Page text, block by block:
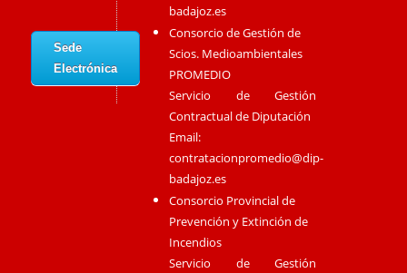
Sede
Electrónica
badajoz.es
Consorcio de Gestión de
Scios. Medioambientales
PROMEDIO
Servicio de Gestión
Contractual de Diputación
Email:
contratacionpromedio@dip-
badajoz.es
Consorcio Provincial de
Prevención y Extinción de
Incendios
Servicio de Gestión